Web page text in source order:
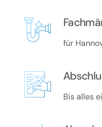
für
Bis alles